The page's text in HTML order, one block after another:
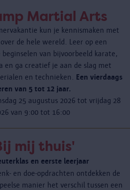
Martial Arts
kun je kennismaken met
de hele wereld. Leer op een
beginselen van bijvoorbeeld karate,
en ga creatief je aan de slag met
en technieken. Een vierdaags
van 5 tot 12 jaar.
25 augustus 2026 tot vrijdag 28
van 9:00 tot 16:00
mij thuis'
en eerste leerjaar
en doe-opdrachten ontdekken de
manier het verschil tussen een